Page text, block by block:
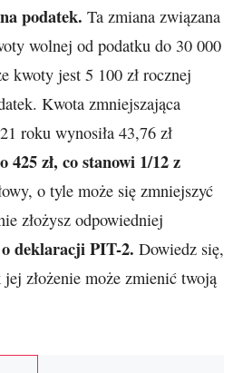
podatek. Ta zmiana związana
wolnej od podatku do 30 000
kwoty jest 5 100 zł rocznej
Kwota zmniejszająca
roku wynosiła 43,76 zł
425 zł, co stanowi 1/12 z
o tyle może się zmniejszyć
złożysz odpowiedniej
deklaracji PIT-2. Dowiedz się,
złożenie może zmienić twoją